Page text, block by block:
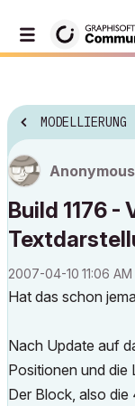
MODELLIERUNG
Anonymous
Build 1176 -
‎2007-04-10 11:06 AM
Hat das schon
Nach Update auf
Positionen und
Der Block, also